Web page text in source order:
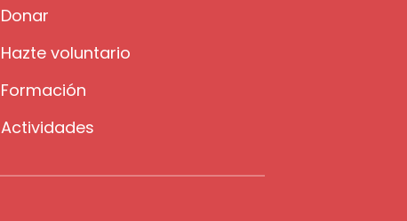
Donar
Hazte voluntario
Formación
Actividades